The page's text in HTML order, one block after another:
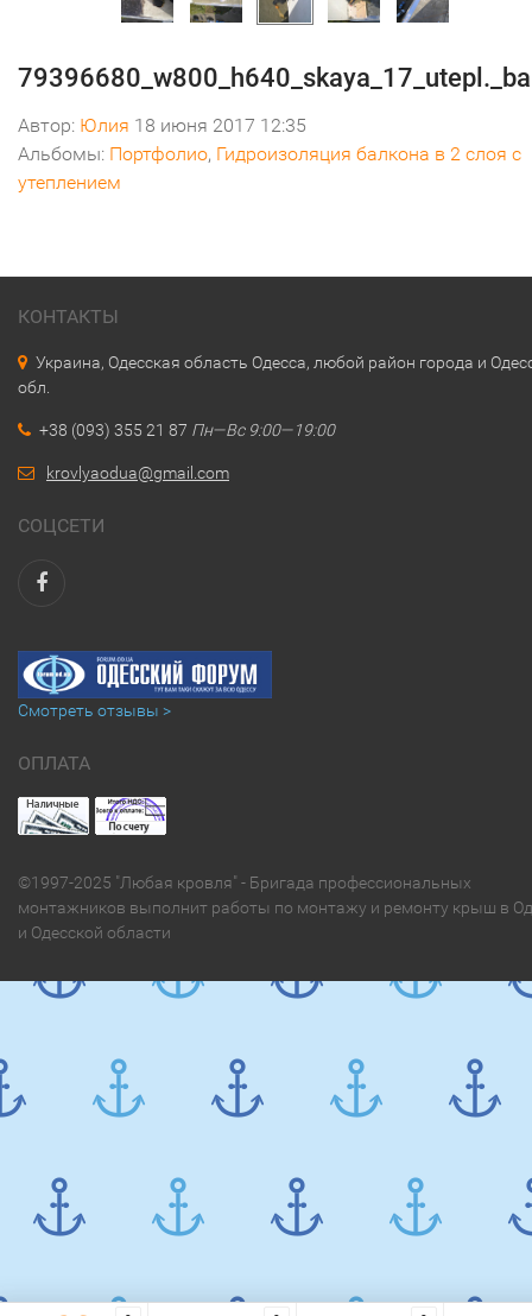
Автор: Юлия 18 июня 2017 12:35
Альбомы: Портфолио, Гидроизоляция балкона в 2 слоя с
утеплением
КОНТАКТЫ
Украина, Одесская область Одесса, любой район города и
обл.
+38 (093) 355 21 87 Пн—Вс 9:00—19:00
krovlyaodua@gmail.com
СОЦСЕТИ
Смотреть отзывы >
ОПЛАТА
©1997-2025 "Любая кровля" - Бригада профессиональных
монтажников выполнит работы по монтажу и ремонту крыш в
и Одесской области